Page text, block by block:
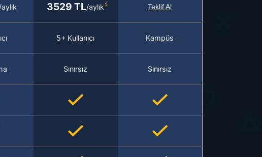
/aylık 3529 TL/aylık Teklif Al
5+ Kullanıcı Kampüs
Sınırsız Sınırsız